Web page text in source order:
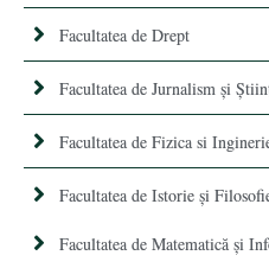
Facultatea de Drept
Facultatea de Jurnalism şi
Facultatea de Fizica si
Facultatea de Istorie şi
Facultatea de Matematică şi